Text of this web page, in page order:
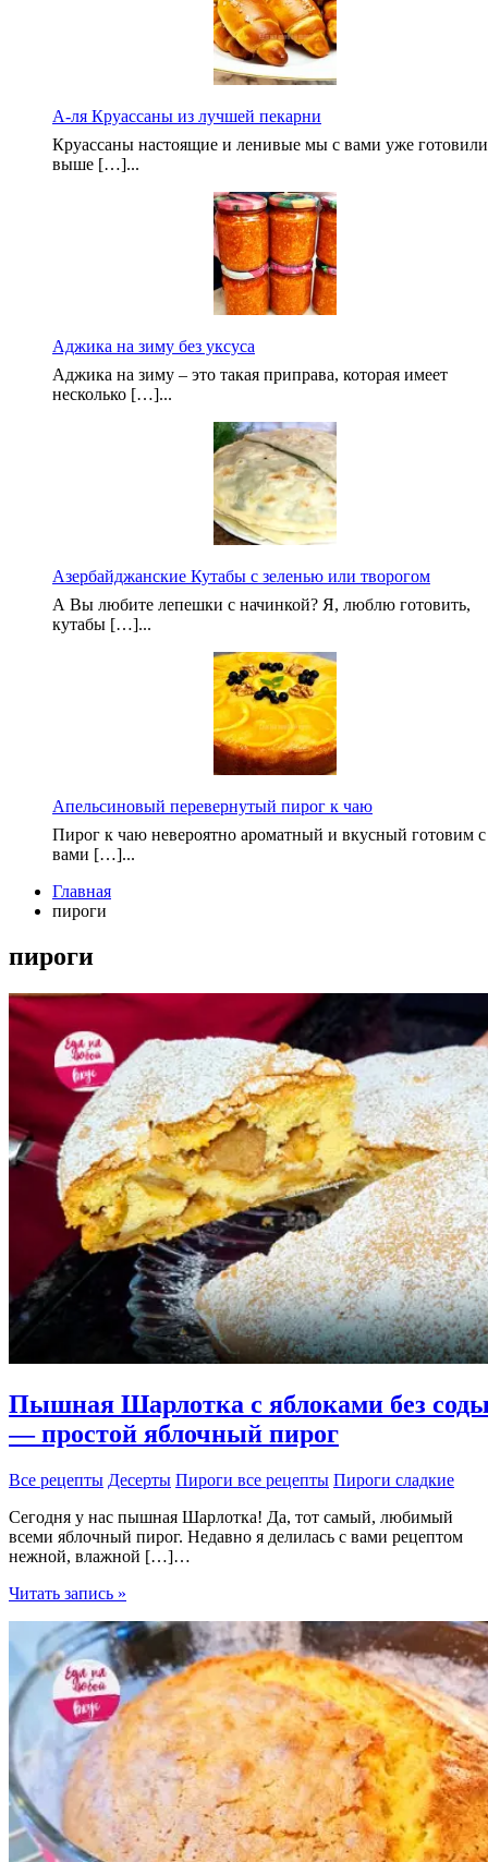
А-ля Круассаны из лучшей пекарни
Круассаны настоящие и ленивые мы с вами уже
выше […]...
Аджика на зиму без уксуса
Аджика на зиму – это такая приправа, которая имеет
несколько […]...
Азербайджанские Кутабы с зеленью или творогом
А Вы любите лепешки с начинкой? Я, люблю готовить,
кутабы […]...
Апельсиновый перевернутый пирог к чаю
Пирог к чаю невероятно ароматный и вкусный готовим с
вами […]...
Главная
пироги
пироги
Пышная Шарлотка с яблоками без
— простой яблочный пирог
Все рецепты Десерты Пироги все рецепты Пироги сладкие
Сегодня у нас пышная Шарлотка! Да, тот самый, любимый
всеми яблочный пирог. Недавно я делилась с вами рецептом
нежной, влажной […]…
Пышная
яблоками
без
соды
—
простой
яблочный
пирог
Читать запись »